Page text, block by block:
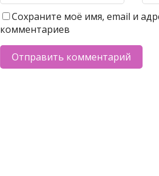
Сохраните моё имя, email и
комментариев